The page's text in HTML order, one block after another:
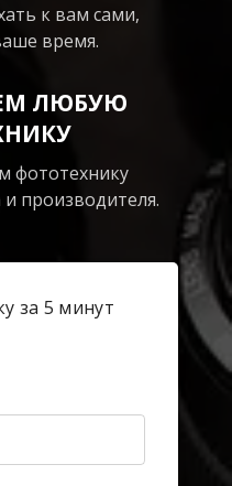
к вам сами,
время.
ЛЮБУЮ
фототехнику
производителя.
за 5 минут